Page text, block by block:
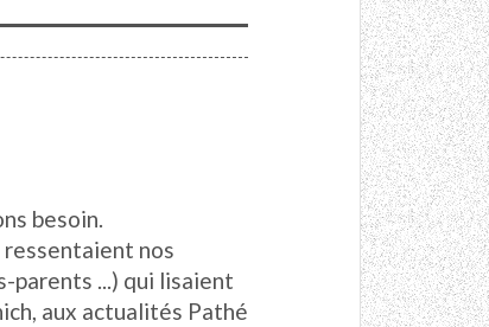
besoin.
ressentaient nos
parents ...) qui lisaient
aux actualités Pathé